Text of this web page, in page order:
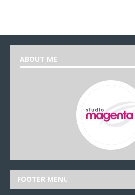
ABOUT ME
FOOTER MENU